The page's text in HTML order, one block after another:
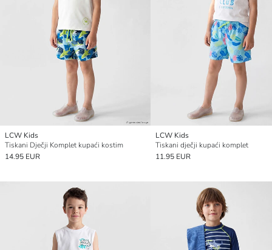
LCW Kids
Tiskani Dječji Komplet kupaći kostim
14.95 EUR
LCW Kids
Tiskani dječji kupaći komplet
11.95 EUR